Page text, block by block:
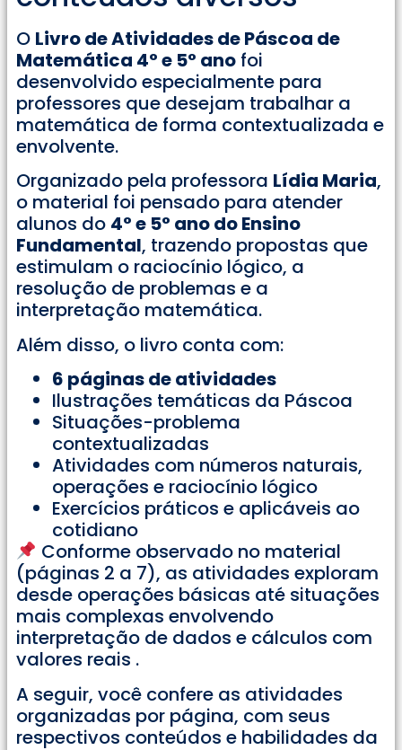
O Livro de Atividades de Páscoa de
Matemática 4° e 5° ano foi
desenvolvido especialmente para
professores que desejam trabalhar a
matemática de forma contextualizada e
envolvente.
Organizado pela professora Lídia Maria,
o material foi pensado para atender
alunos do 4° e 5° ano do Ensino
Fundamental, trazendo propostas que
estimulam o raciocínio lógico, a
resolução de problemas e a
interpretação matemática.
Além disso, o livro conta com:
6 páginas de atividades
Ilustrações temáticas da Páscoa
Situações-problema
contextualizadas
Atividades com números naturais,
operações e raciocínio lógico
Exercícios práticos e aplicáveis ao
cotidiano
Conforme observado no material
(páginas 2 a 7), as atividades exploram
desde operações básicas até situações
mais complexas envolvendo
interpretação de dados e cálculos com
valores reais .
A seguir, você confere as atividades
organizadas por página, com seus
respectivos conteúdos e habilidades da